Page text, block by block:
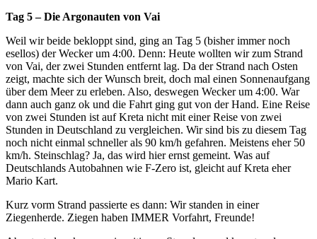
Tag 5 – Die Argonauten von Vai
Weil wir beide bekloppt sind, ging an Tag 5 (bisher immer noch
esellos) der Wecker um 4:00. Denn: Heute wollten wir zum Strand
von Vai, der zwei Stunden entfernt lag. Da der Strand nach Osten
zeigt, machte sich der Wunsch breit, doch mal einen Sonnenaufgang
über dem Meer zu erleben. Also, deswegen Wecker um 4:00. War
dann auch ganz ok und die Fahrt ging gut von der Hand. Eine Reise
von zwei Stunden ist auf Kreta nicht mit einer Reise von zwei
Stunden in Deutschland zu vergleichen. Wir sind bis zu diesem Tag
noch nicht einmal schneller als 90 km/h gefahren. Meistens eher 50
km/h. Steinschlag? Ja, das wird hier ernst gemeint. Was auf
Deutschlands Autobahnen wie F-Zero ist, gleicht auf Kreta eher
Mario Kart.
Kurz vorm Strand passierte es dann: Wir standen in einer
Ziegenherde. Ziegen haben IMMER Vorfahrt, Freunde!